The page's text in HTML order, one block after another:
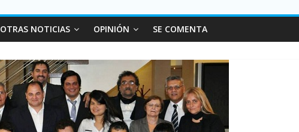
OTRAS NOTICIAS OPINIÓN SE COMENTA